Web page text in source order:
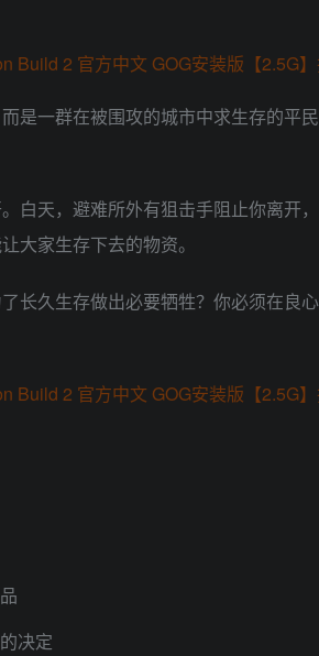
是一群在被围攻的城市中求生存的
白天，避难所外有狙击手阻止你离
大家生存下去的物资。
长久生存做出必要牺牲？你必须在
决定